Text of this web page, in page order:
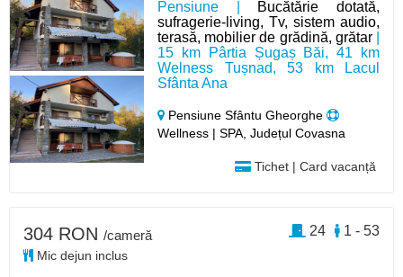
Pensiune | Bucătărie dotată,
sufragerie-living, Tv, sistem audio,
terasă, mobilier de grădină, grătar|
15 km Pârtia Șugaș Băi, 41 km
Welness Tușnad, 53 km Lacul
Sfânta Ana
Pensiune Sfântu Gheorghe
Wellness | SPA, Județul Covasna
Tichet | Card vacanță
304 RON /cameră
Mic dejun inclus
1 - 53
24